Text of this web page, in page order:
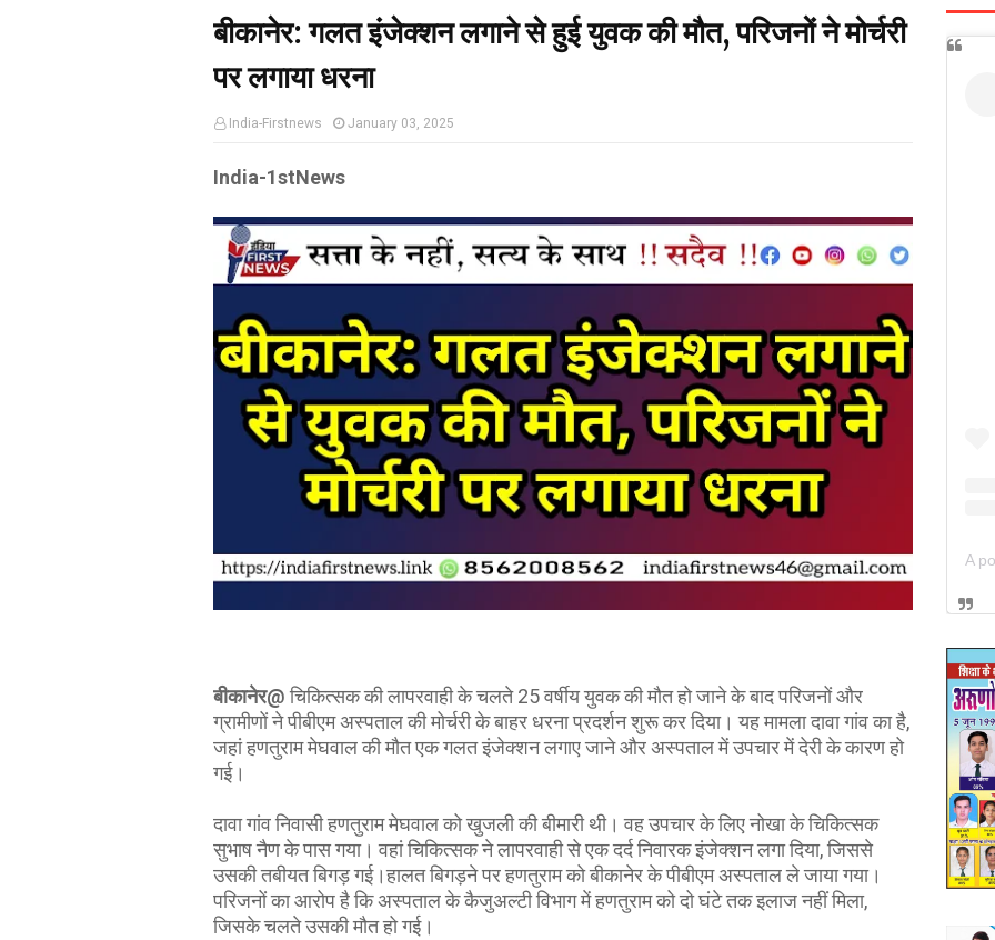
बीकानेर: गलत इंजेक्शन लगाने से हुई युवक की मौत, परिजनों ने मोर्चरी
पर लगाया धरना
India-Firstnews January 03, 2025
India-1stNews
बीकानेर@चिकित्सक की लापरवाही के चलते 25 वर्षीय युवक की मौत हो जाने के बाद परिजनों और
ग्रामीणों ने पीबीएम अस्पताल की मोर्चरी के बाहर धरना प्रदर्शन शुरू कर दिया। यह मामला दावा गांव का है,
जहां हणतुराम मेघवाल की मौत एक गलत इंजेक्शन लगाए जाने और अस्पताल में उपचार में देरी के कारण हो
गई।
दावा गांव निवासी हणतुराम मेघवाल को खुजली की बीमारी थी। वह उपचार के लिए नोखा के चिकित्सक
सुभाष नैण के पास गया। वहां चिकित्सक ने लापरवाही से एक दर्द निवारक इंजेक्शन लगा दिया, जिससे
उसकी तबीयत बिगड़ गई।हालत बिगड़ने पर हणतुराम को बीकानेर के पीबीएम अस्पताल ले जाया गया।
परिजनों का आरोप है कि अस्पताल के कैजुअल्टी विभाग में हणतुराम को दो घंटे तक इलाज नहीं मिला,
जिसके चलते उसकी मौत हो गई।